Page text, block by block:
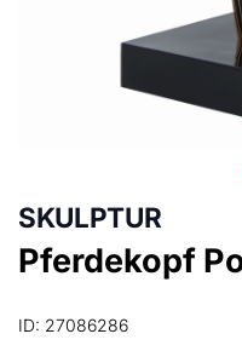
SKULPTUR
Pferdekopf
ID: 27086286